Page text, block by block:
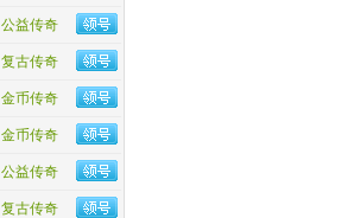
公益传奇
复古传奇
金币传奇
金币传奇
公益传奇
复古传奇